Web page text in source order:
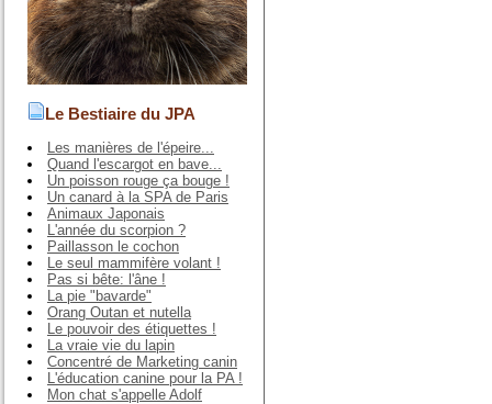
Le Bestiaire du JPA
Les manières de l'épeire...
Quand l'escargot en bave...
Un poisson rouge ça bouge !
Un canard à la SPA de Paris
Animaux Japonais
L'année du scorpion ?
Paillasson le cochon
Le seul mammifère volant !
Pas si bête: l'âne !
La pie "bavarde"
Orang Outan et nutella
Le pouvoir des étiquettes !
La vraie vie du lapin
Concentré de Marketing canin
L'éducation canine pour la PA !
Mon chat s'appelle Adolf